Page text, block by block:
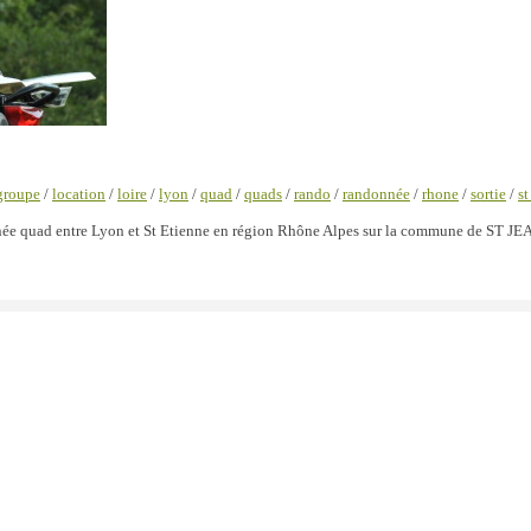
/ location / loire / lyon / quad / quads / rando / randonnée / rhone / sortie /
quad entre Lyon et St Etienne en région Rhône Alpes sur la commune de ST